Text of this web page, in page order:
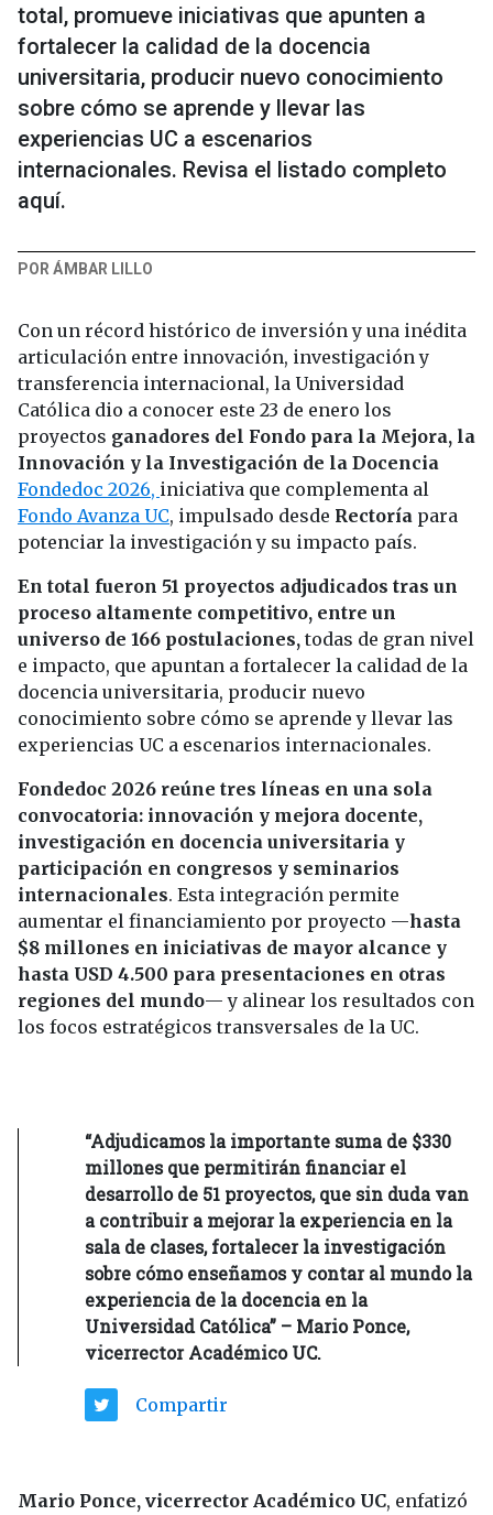
total, promueve iniciativas que apunten a
fortalecer la calidad de la docencia
universitaria, producir nuevo conocimiento
sobre cómo se aprende y llevar las
experiencias UC a escenarios
internacionales. Revisa el listado completo
aquí.
POR ÁMBAR LILLO
Con un récord histórico de inversión y una inédita
articulación entre innovación, investigación y
transferencia internacional, la Universidad
Católica dio a conocer este 23 de enero los
proyectos ganadores del Fondo para la Mejora, la
Innovación y la Investigación de la Docencia
Fondedoc 2026, iniciativa que complementa al
Fondo Avanza UC, impulsado desde Rectoría para
potenciar la investigación y su impacto país.
En total fueron 51 proyectos adjudicados tras un
proceso altamente competitivo, entre un
universo de 166 postulaciones, todas de gran nivel
e impacto, que apuntan a fortalecer la calidad de la
docencia universitaria, producir nuevo
conocimiento sobre cómo se aprende y llevar las
experiencias UC a escenarios internacionales.
Fondedoc 2026 reúne tres líneas en una sola
convocatoria: innovación y mejora docente,
investigación en docencia universitaria y
participación en congresos y seminarios
internacionales. Esta integración permite
aumentar el financiamiento por proyecto —hasta
$8 millones en iniciativas de mayor alcance y
hasta USD 4.500 para presentaciones en otras
regiones del mundo— y alinear los resultados con
los focos estratégicos transversales de la UC.
“Adjudicamos la importante suma de $330
millones que permitirán financiar el
desarrollo de 51 proyectos, que sin duda van
a contribuir a mejorar la experiencia en la
sala de clases, fortalecer la investigación
sobre cómo enseñamos y contar al mundo la
experiencia de la docencia en la
Universidad Católica” – Mario Ponce,
vicerrector Académico UC.
Compartir
Mario Ponce, vicerrector Académico UC, enfatizó